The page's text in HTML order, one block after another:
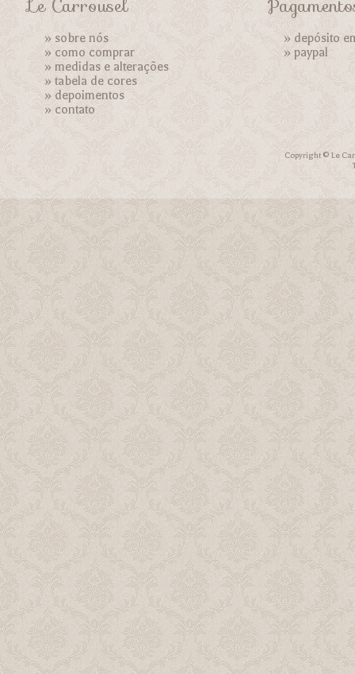
Le Carrousel
» sobre nós
»como comprar
»medidas e alterações
»tabela de cores
»depoimentos
»contato
» depósito
»paypal
Copyright © Le